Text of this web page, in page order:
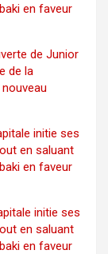
en faveur
de Junior
de la
initie ses
en saluant
en faveur
initie ses
en saluant
en faveur